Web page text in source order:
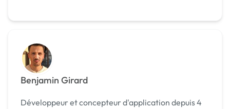
Benjamin Girard
Développeur et concepteur d'application depuis 4